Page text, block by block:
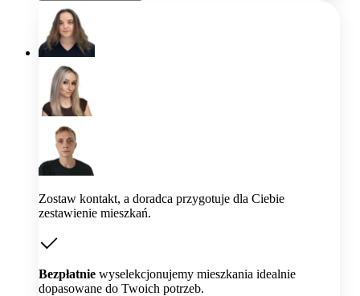
Zostaw kontakt, a doradca przygotuje dla Ciebie
zestawienie mieszkań.
Bezpłatnie wyselekcjonujemy mieszkania idealnie
dopasowane do Twoich potrzeb.